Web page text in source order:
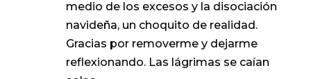
medio de los excesos y la disociación
navideña, un choquito de realidad.
Gracias por removerme y dejarme
reflexionando. Las lágrimas se caían